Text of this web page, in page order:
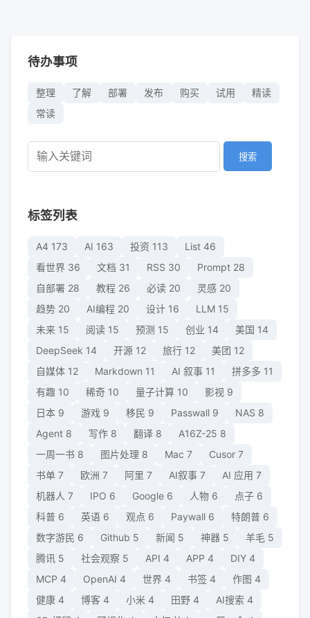
待办事项
整理 了解 部署 发布 购买 试用
精读
常读
搜索
标签列表
A4 173 AI 163 投资 113 List 46
看世界 36 文档 31 RSS 30 Prompt 28
自部署 28 教程 26 必读 20 灵感 20
趋势 20 AI编程 20 设计 16 LLM 15
未来 15 阅读 15 预测 15 创业 14 美国 14
DeepSeek 14 开源 12 旅行 12 美团 12
自媒体 12 Markdown 11 AI 叙事 11 拼多多 11
有趣 10 稀奇 10 量子计算 10 影视 9
日本 9 游戏 9 移民 9 Passwall 9 NAS 8
Agent 8 写作 8 翻译 8 A16Z-25 8
一周一书 8 图片处理 8 Mac 7 Cusor 7
书单 7 欧洲 7 阿里 7 AI叙事 7 AI 应用 7
机器人 7 IPO 6 Google 6 人物 6 点子 6
科普 6 英语 6 观点 6 Paywall 6 特朗普 6
数字游民 6 Github 5 新闻 5 神器 5 羊毛 5
腾讯 5 社会观察 5 API 4 APP 4 DIY 4
MCP 4 OpenAI 4 世界 4 书签 4 作图 4
健康 4 博客 4 小米 4 田野 4 AI搜索 4